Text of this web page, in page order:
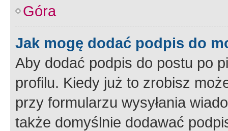
Góra
Jak mogę dodać podpis do
Aby dodać podpis do postu po
profilu. Kiedy już to zrobisz
przy formularzu wysyłania
także domyślnie dodawać